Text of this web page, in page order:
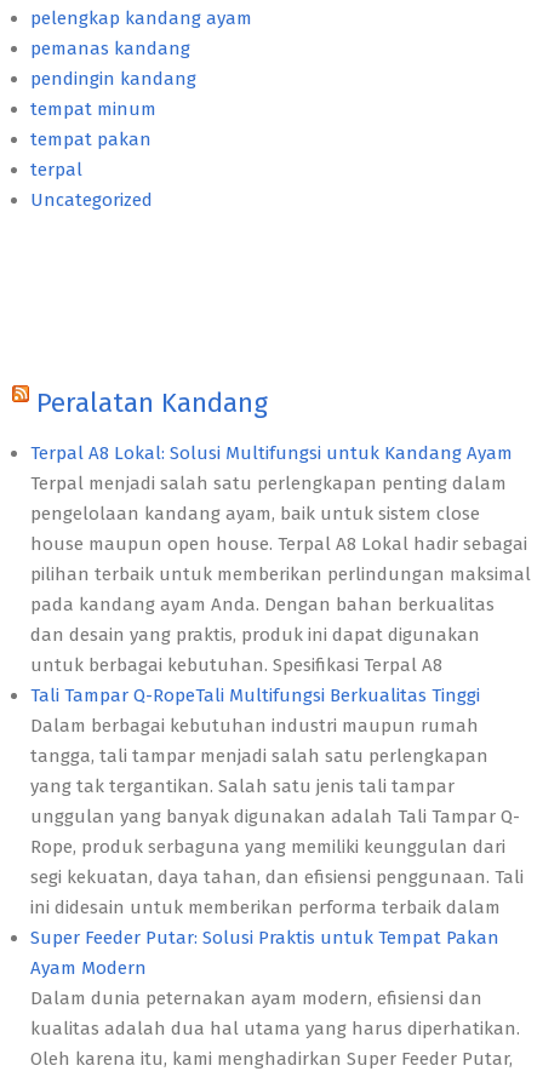
pelengkap kandang ayam
pemanas kandang
pendingin kandang
tempat minum
tempat pakan
terpal
Uncategorized
Peralatan Kandang
Terpal A8 Lokal: Solusi Multifungsi untuk Kandang Ayam
Terpal menjadi salah satu perlengkapan penting dalam
pengelolaan kandang ayam, baik untuk sistem close
house maupun open house. Terpal A8 Lokal hadir sebagai
pilihan terbaik untuk memberikan perlindungan maksimal
pada kandang ayam Anda. Dengan bahan berkualitas
dan desain yang praktis, produk ini dapat digunakan
untuk berbagai kebutuhan. Spesifikasi Terpal A8
Tali Tampar Q-RopeTali Multifungsi Berkualitas Tinggi
Dalam berbagai kebutuhan industri maupun rumah
tangga, tali tampar menjadi salah satu perlengkapan
yang tak tergantikan. Salah satu jenis tali tampar
unggulan yang banyak digunakan adalah Tali Tampar Q-
Rope, produk serbaguna yang memiliki keunggulan dari
segi kekuatan, daya tahan, dan efisiensi penggunaan. Tali
ini didesain untuk memberikan performa terbaik dalam
Super Feeder Putar: Solusi Praktis untuk Tempat Pakan
Ayam Modern
Dalam dunia peternakan ayam modern, efisiensi dan
kualitas adalah dua hal utama yang harus diperhatikan.
Oleh karena itu, kami menghadirkan Super Feeder Putar,